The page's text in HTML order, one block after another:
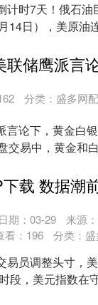
计时7天！俄石
日），美原油
分类： 盛多网
言论下，黄金
交易中，黄金和
日期：03-29
来源
看： 196 分类：
易员调整头寸
段，美元指数在